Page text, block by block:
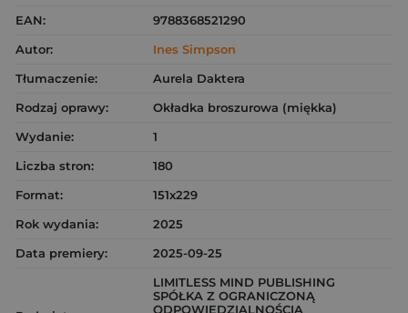
EAN:
9788368521290
Autor:
Ines Simpson
Tłumaczenie:
Aurela Daktera
Rodzaj oprawy:
Okładka broszurowa (miękka)
Wydanie:
1
Liczba stron:
180
Format:
151x229
Rok wydania:
2025
Data premiery:
2025-09-25
LIMITLESS MIND PUBLISHING
SPÓŁKA Z OGRANICZONĄ
ODPOWIEDZIALNOŚCIĄ